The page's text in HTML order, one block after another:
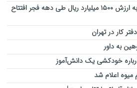
۸ پروژه در فرودگاه مهرآباد به ارزش ۱۵۰۰ میلیارد ریال طی دهه فجر افتتاح
کار در تهران
خودکشی یک دانش‌آموز